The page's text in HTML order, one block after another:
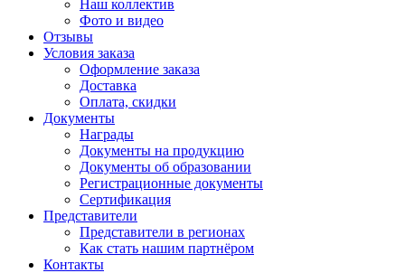
Наш коллектив
Фото и видео
Отзывы
Условия заказа
Оформление заказа
Доставка
Оплата, скидки
Документы
Награды
Документы на продукцию
Документы об образовании
Регистрационные документы
Сертификация
Представители
Представители в регионах
Как стать нашим партнёром
Контакты